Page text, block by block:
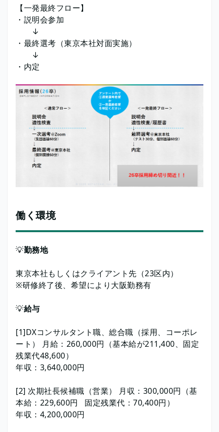
【一発最終フロー】
・説明会参加
↓
・最終選考（東京本社対面実施）
↓
・内定
働く環境
💡勤務地
東京本社もしくはクライアント先（23区内）
※研修終了後、希望により大阪勤務有
💡給与
[1]DXコンサルタント職、総合職（採用、コーポレ
ート） 月給：260,000円（基本給が211,400、固定
残業代48,600）
年収：3,640,000円
[2] 次期社長候補職（営業） 月収：300,000円（基
本給：229,600円 固定残業代：70,400円）
年収：4,200,000円